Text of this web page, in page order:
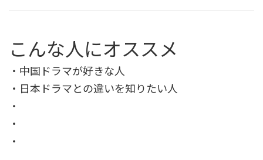
こんな人にオススメ
・中国ドラマが好きな人
・日本ドラマとの違いを知りたい人
・
・
・